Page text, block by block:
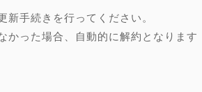
新手続きを行ってください。
かった場合、自動的に解約となります